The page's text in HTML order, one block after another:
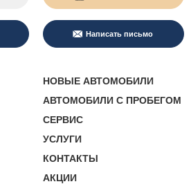
Написать письмо
НОВЫЕ АВТОМОБИЛИ
АВТОМОБИЛИ С ПРОБЕГОМ
СЕРВИС
УСЛУГИ
КОНТАКТЫ
АКЦИИ